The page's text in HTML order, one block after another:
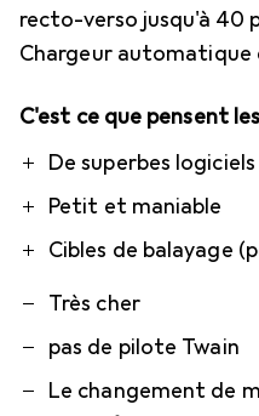
recto-verso jusqu'à 40
Chargeur automatique
C'est ce que pensent
ProDe superbes logiciels
Petit et maniable
Cibles de balayage
Contre
Très cher
pas de pilote Twain
Le changement de